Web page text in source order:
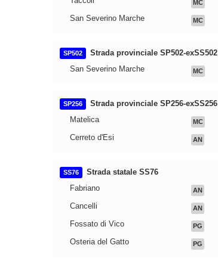
MC
San Severino Marche MC
SP502
Strada provinciale SP502-exSS502
San Severino Marche
MC
SP256
Strada provinciale SP256-exSS256
Matelica
MC
Cerreto d'Esi AN
SS76
Strada statale SS76
Fabriano
AN
Cancelli AN
Fossato di Vico PG
Osteria del Gatto PG